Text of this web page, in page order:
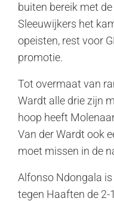
buiten bereik met
Sleeuwijkers het
opeisten, rest voor
promotie.
Tot overmaat van
Wardt alle drie zijn
hoop heeft
Van der Wardt ook
moet missen in de
Alfonso Ndongala
tegen Haaften de 2-